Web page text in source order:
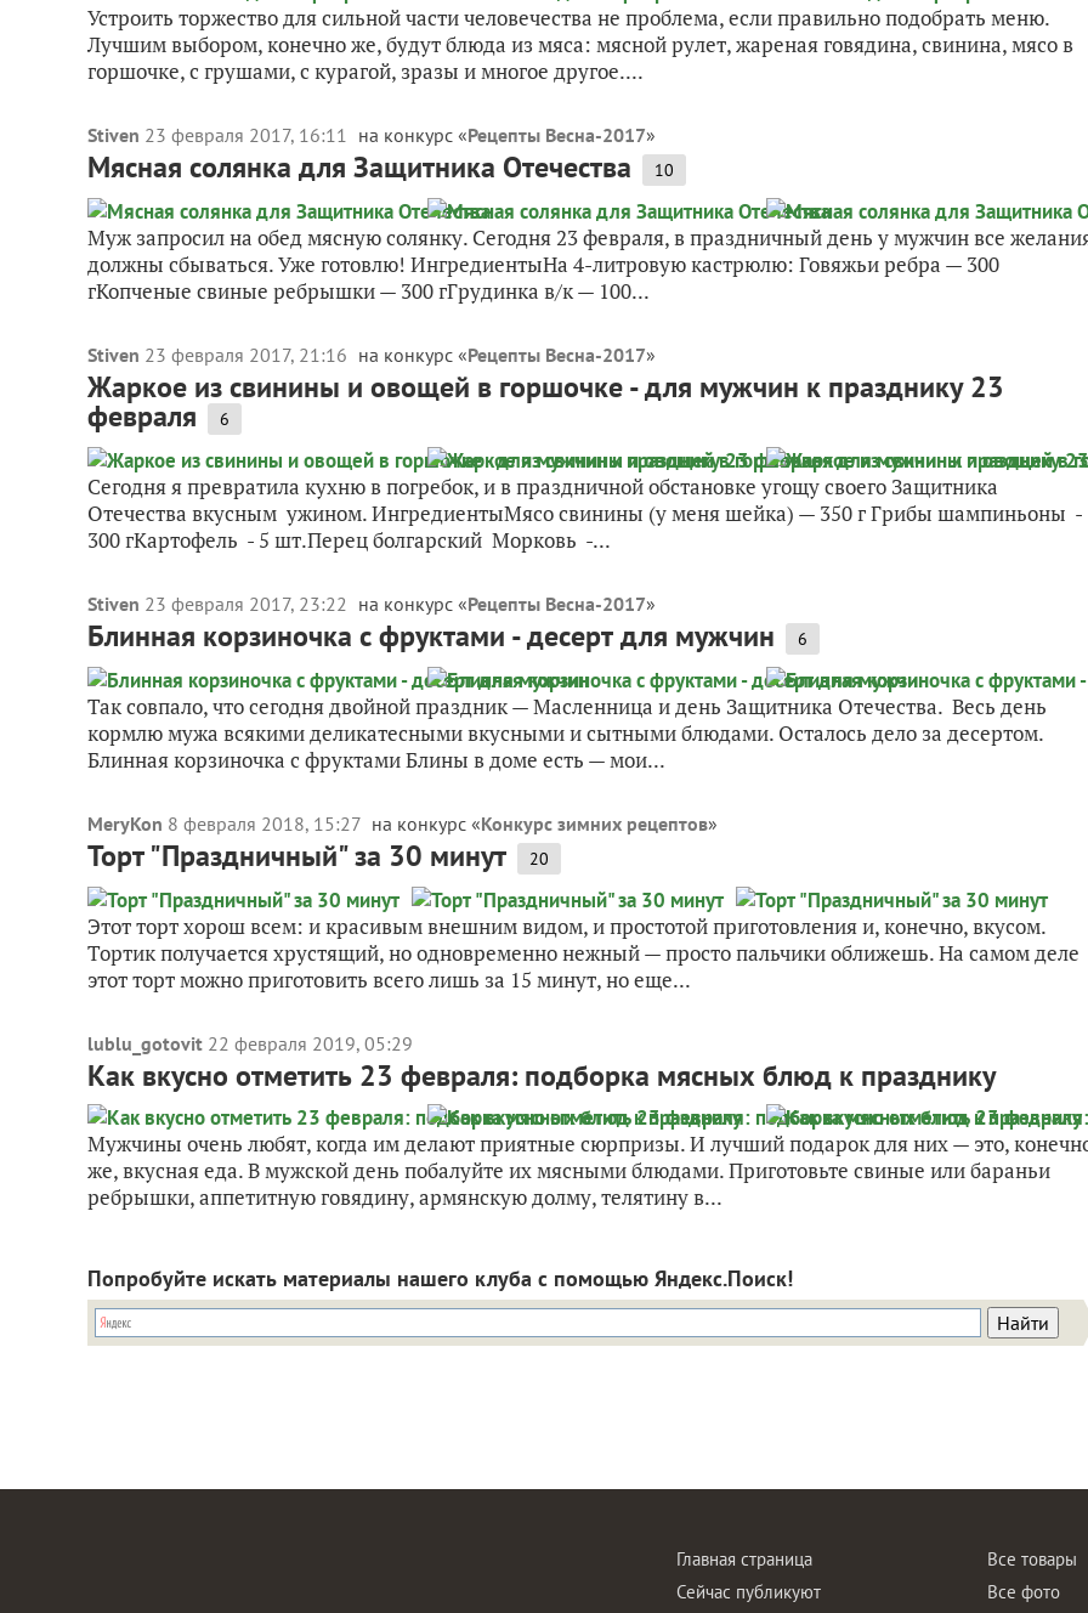
Устроить торжество для сильной части человечества не проблема, если правильно подобрать меню.
Лучшим выбором, конечно же, будут блюда из мяса: мясной рулет, жареная говядина, свинина, мясо в
горшочке, с грушами, с курагой, зразы и многое другое....
Stiven 23 февраля 2017, 16:11 на конкурс «Рецепты Весна-2017»
Мясная солянка для Защитника Отечества 10
Муж запросил на обед мясную солянку. Сегодня 23 февраля, в праздничный день у мужчин все
должны сбываться. Уже готовлю! ИнгредиентыНа 4-литровую кастрюлю: Говяжьи ребра — 300
гКопченые свиные ребрышки — 300 гГрудинка в/к — 100...
Stiven 23 февраля 2017, 21:16 на конкурс «Рецепты Весна-2017»
Жаркое из свинины и овощей в горшочке - для мужчин к празднику 23
февраля 6
Сегодня я превратила кухню в погребок, и в праздничной обстановке угощу своего Защитника
Отечества вкусным ужином. ИнгредиентыМясо свинины (у меня шейка) — 350 г Грибы шампиньоны -
300 гКартофель - 5 шт.Перец болгарский Морковь -...
Stiven 23 февраля 2017, 23:22 на конкурс «Рецепты Весна-2017»
Блинная корзиночка с фруктами - десерт для мужчин 6
Так совпало, что сегодня двойной праздник — Масленница и день Защитника Отечества. Весь день
кормлю мужа всякими деликатесными вкусными и сытными блюдами. Осталось дело за десертом.
Блинная корзиночка с фруктами Блины в доме есть — мои...
MeryKon 8 февраля 2018, 15:27 на конкурс «Конкурс зимних рецептов»
Торт "Праздничный" за 30 минут 20
Этот торт хорош всем: и красивым внешним видом, и простотой приготовления и, конечно, вкусом.
Тортик получается хрустящий, но одновременно нежный — просто пальчики оближешь. На самом деле
этот торт можно приготовить всего лишь за 15 минут, но еще...
lublu_gotovit 22 февраля 2019, 05:29
Как вкусно отметить 23 февраля: подборка мясных блюд к празднику
Мужчины очень любят, когда им делают приятные сюрпризы. И лучший подарок для них — это,
же, вкусная еда. В мужской день побалуйте их мясными блюдами. Приготовьте свиные или бараньи
ребрышки, аппетитную говядину, армянскую долму, телятину в...
Попробуйте искать материалы нашего клуба с помощью Яндекс.Поиск!
Главная страница
Сейчас публикуют
Все товары
Все фото